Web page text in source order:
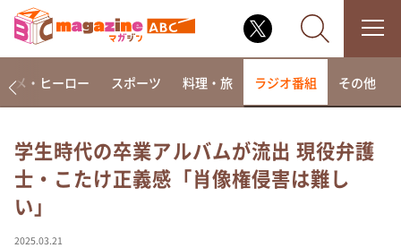
なるみ・岡村の過ぎるTV
これ余談なんですけど・・・
メ・ヒーロー スポーツ 料理・旅 ラジオ番組 その他
学生時代の卒業アルバムが流出 現役弁護
士・こたけ正義感「肖像権侵害は難し
い」
2025.03.21